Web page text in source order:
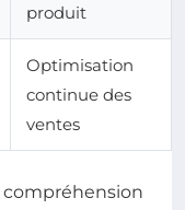
produit
Optimisation
continue des
ventes